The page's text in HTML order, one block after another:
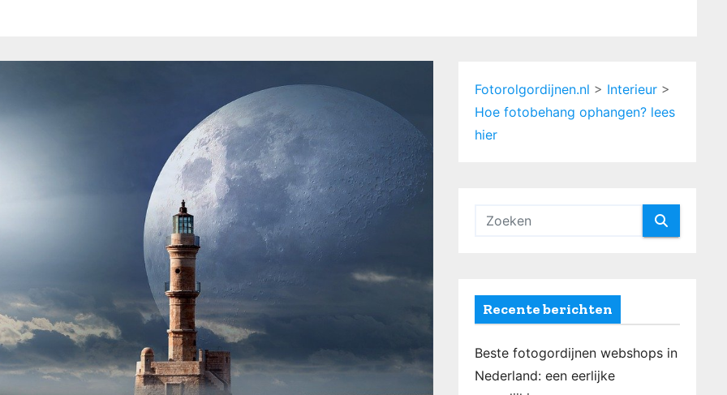
Fotorolgordijnen.nl > Interieur >
Hoe fotobehang ophangen? lees
hier
Recente berichten
Beste fotogordijnen webshops in
Nederland: een eerlijke